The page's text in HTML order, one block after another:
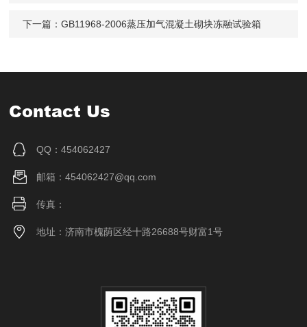
下一篇：GB11968-2006蒸压加气混凝土砌块冻融试验箱
Contact Us
QQ：454062427
邮箱：454062427@qq.com
传真：
地址：济南市槐荫区经十路26688号财富1号